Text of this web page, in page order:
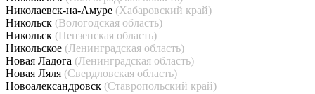
Николаевск-на-Амуре (Хабаровский край)
Никольск (Вологодская область)
Никольск (Пензенская область)
Никольское (Ленинградская область)
Новая Ладога (Ленинградская область)
Новая Ляля (Свердловская область)
Новоалександровск (Ставропольский край)